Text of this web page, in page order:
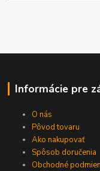
Informácie pre
O nás
Pôvod tovaru
Ako nakupovať
Spôsob doručenia
Obchodné